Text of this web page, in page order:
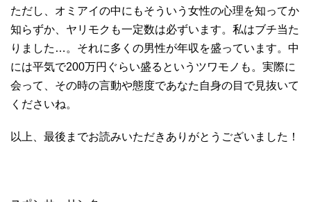
ただし、オミアイの中にもそういう女性の心理を知ってか
知らずか、ヤリモクも一定数は必ずいます。私はブチ当た
りました…。それに多くの男性が年収を盛っています。中
には平気で200万円ぐらい盛るというツワモノも。実際に
会って、その時の言動や態度であなた自身の目で見抜いて
くださいね。
以上、最後までお読みいただきありがとうございました！